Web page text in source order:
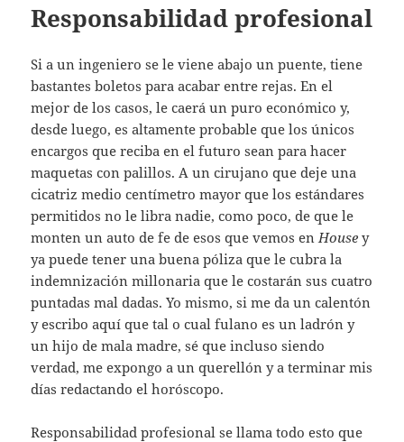
Responsabilidad profesional
Si a un ingeniero se le viene abajo un puente, tiene
bastantes boletos para acabar entre rejas. En el
mejor de los casos, le caerá un puro económico y,
desde luego, es altamente probable que los únicos
encargos que reciba en el futuro sean para hacer
maquetas con palillos. A un cirujano que deje una
cicatriz medio centímetro mayor que los estándares
permitidos no le libra nadie, como poco, de que le
monten un auto de fe de esos que vemos en House y
ya puede tener una buena póliza que le cubra la
indemnización millonaria que le costarán sus cuatro
puntadas mal dadas. Yo mismo, si me da un calentón
y escribo aquí que tal o cual fulano es un ladrón y
un hijo de mala madre, sé que incluso siendo
verdad, me expongo a un querellón y a terminar mis
días redactando el horóscopo.
Responsabilidad profesional se llama todo esto que